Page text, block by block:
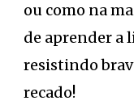
ou como na
de aprender a
resistindo
recado!